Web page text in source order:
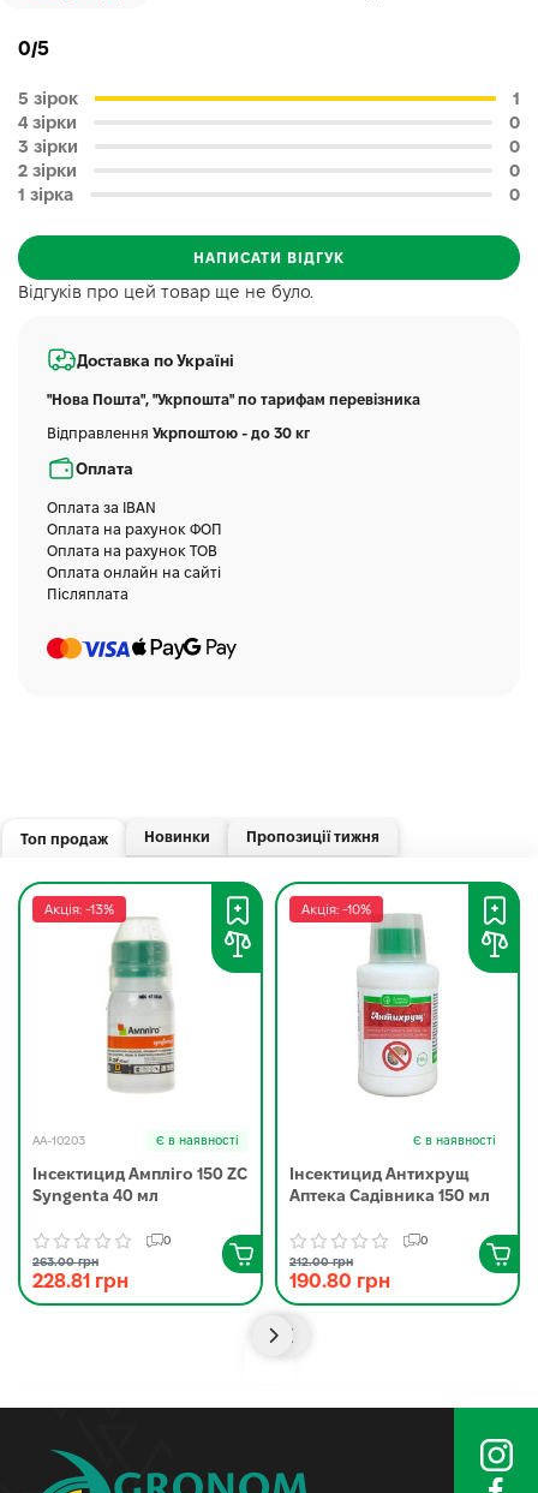
Відгуків про цей товар ще не було.
0/5
5 зірок
1
4 зірки
0
3 зірки
0
2 зірки
0
1 зірка
0
НАПИСАТИ ВІДГУК
Доставка по Україні
"Нова Пошта", "Укрпошта" по тарифам перевізника
Відправлення Укрпоштою - до 30 кг
Оплата
Оплата за IBAN
Оплата на рахунок ФОП
Оплата на рахунок ТОВ
Оплата онлайн на сайті
Післяплата
Топ продаж Новинки Пропозиції тижня
Акція: -13%
AA-10203 Є в наявності
Інсектицид Ампліго 150 ZC
Syngenta 40 мл
0
263.00 грн
228.81 грн
Акція: -10%
Є в наявності
Інсектицид Антихрущ
Аптека Садівника 150 мл
0
212.00 грн
190.80 грн